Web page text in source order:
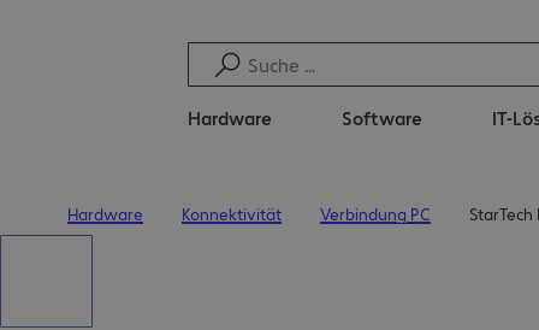
Hardware Software IT-
Hardware Konnektivität Verbindung PC